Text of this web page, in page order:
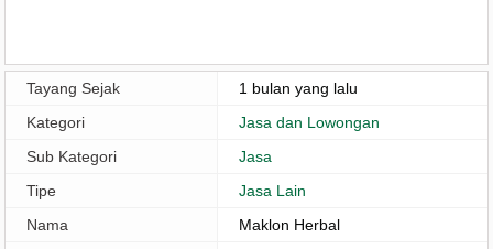
Tayang Sejak
1 bulan yang lalu
Kategori
Jasa dan Lowongan
Sub Kategori
Jasa
Tipe
Jasa Lain
Nama
Maklon Herbal